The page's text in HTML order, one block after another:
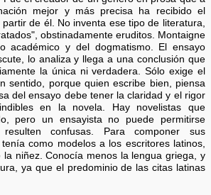
mejor y más precisa ha recibido el
de él. No inventa ese tipo de literatura,
obstinadamente eruditos. Montaigne
académico y del dogmatismo. El ensayo
lo analiza y llega a una conclusión que
la única ni verdadera. Sólo exige el
sentido, porque quien escribe bien, piensa
del ensayo debe tener la claridad y el rigor
en la novela. Hay novelistas que
pero un ensayista no puede permitirse
confusas. Para componer sus
como modelos a los escritores latinos,
niñez. Conocía menos la lengua griega, y
ya que el predominio de las citas latinas